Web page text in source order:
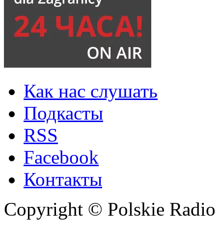
Как нас слушать
Подкасты
RSS
Facebook
Контакты
Copyright © Polskie